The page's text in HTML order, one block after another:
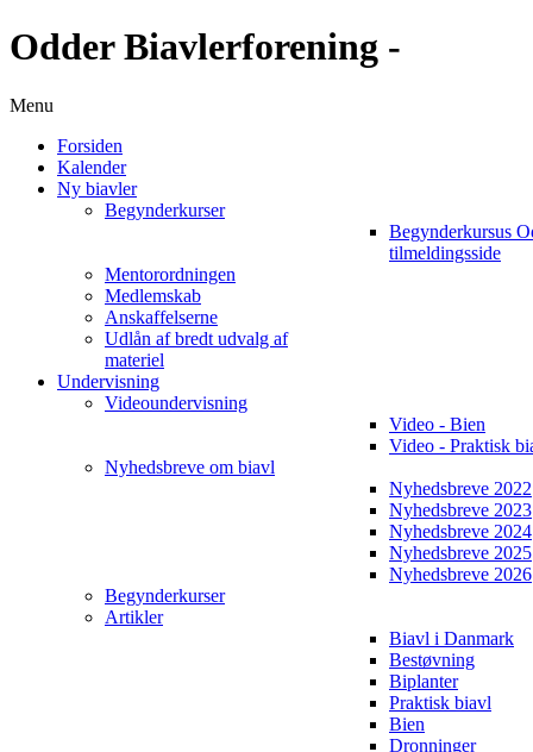
Odder Biavlerforening -
Menu
Forsiden
Kalender
Ny biavler
Begynderkurser
Begynderkursus
tilmeldingsside
Mentorordningen
Medlemskab
Anskaffelserne
Udlån af bredt udvalg af
materiel
Undervisning
Videoundervisning
Video - Bien
Video - Praktisk
Nyhedsbreve om biavl
Nyhedsbreve 2022
Nyhedsbreve 2023
Nyhedsbreve 2024
Nyhedsbreve 2025
Nyhedsbreve 2026
Begynderkurser
Artikler
Biavl i Danmark
Bestøvning
Biplanter
Praktisk biavl
Bien
Dronninger